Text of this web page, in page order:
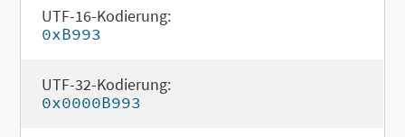
UTF-16-Kodierung:
0xB993
UTF-32-Kodierung:
0x0000B993